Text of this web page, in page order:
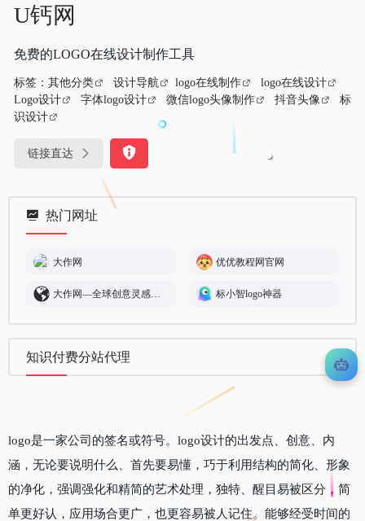
U钙网
免费的LOGO在线设计制作工具
标签： 其他分类 设计导航 logo在线制作
logo在线设计
Logo设计
字体logo设计 微信logo头像制作 抖音头像
标
识设计
链接直达
热门网址
大作网 优优教程网官网
大作网—全球创意灵感图片搜索 标小智logo神器
知识付费分站代理
logo是一家公司的签名或符号。logo设计的出发点、创意、内
涵，无论要说明什么、首先要易懂，巧于利用结构的简化、形象
的净化，强调强化和精简的艺术处理，独特、醒目易被区分，简
单更好认，应用场合更广，也更容易被人记住。能够经受时间的